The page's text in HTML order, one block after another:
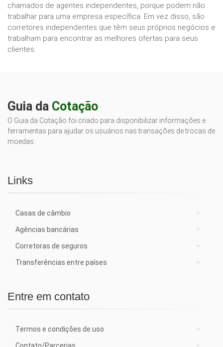
chamados de agentes independentes, porque podem não
trabalhar para uma empresa específica. Em vez disso, são
corretores independentes que têm seus próprios negócios e
trabalham para encontrar as melhores ofertas para seus
clientes.
Guia da Cotação
O Guia da Cotação foi criado para disponibilizar informações e
ferramentas para ajudar os usuários nas transações de trocas de
moedas.
Links
Casas de câmbio
Agências bancárias
Corretoras de seguros
Transferências entre países
Entre em contato
Termos e condições de uso